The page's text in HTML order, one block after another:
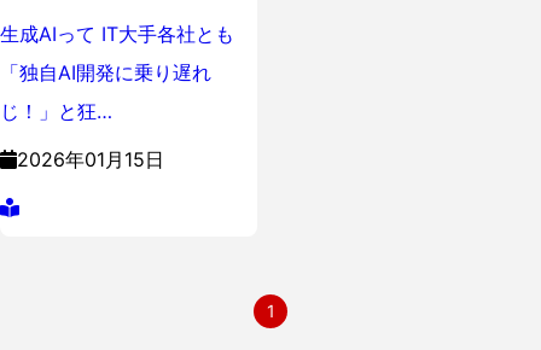
生成AIって IT大手各社とも
「独自AI開発に乗り遅れ
じ！」と狂…
2026年01月15日
1